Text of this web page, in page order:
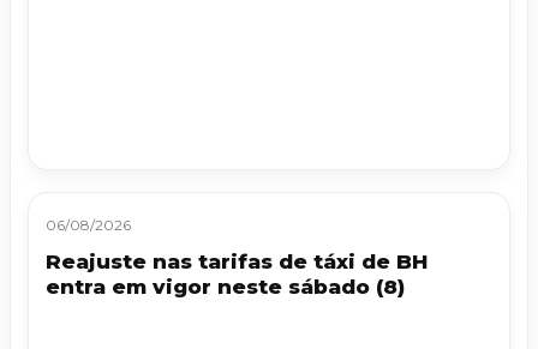
06/08/2026
Reajuste nas tarifas de táxi de BH
entra em vigor neste sábado (8)